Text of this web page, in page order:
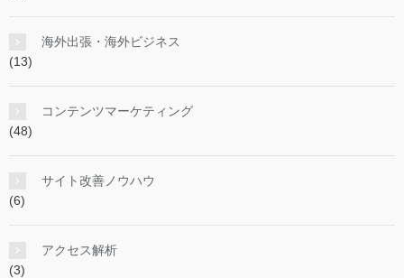
海外出張・海外ビジネス
(13)
コンテンツマーケティング
(48)
サイト改善ノウハウ
(6)
アクセス解析
(3)